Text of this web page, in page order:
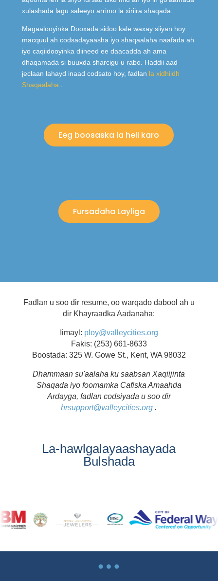
xulashada lagu saleeyo arrimo la xiriira shaqada.
Magaalooyinka Dooxada sidoo kale waxay siiyan hoy
macquul ah codsadayaasha iyo shaqaalaha naafada ah
iyo caqiidooyinka diineed ee daacadda ah ama
dhaqamada si buuxda sharcigu u rabo. Haddii aad
jeclaan lahayd inaad codsato hoy, fadlan la xidhiidh
Shaqaalaha
Eeg boosaska la heli karo
Fursadaha Layliga
Fadlan u soo dir resume, oo warqado dabool ah u
dir Khayraadka Aadanaha:
Iimayl: ploy@valleycities.org
Fakis: (253) 661-8633
Boostada: 325 W. Gowe St., Kent, WA 98032
Dhammaan su'aalaha ku saabsan Xaqiijinta
Shaqada iyo foomamka Cafiska Amaahda
Ardayga, fadlan codsiyada u soo dir
hrsupport@valleycities.org .
La-hawlgalayaashayada
Bulshada
…